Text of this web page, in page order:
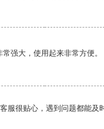
强大，使用起来非常方便。
服很贴心，遇到问题都能及